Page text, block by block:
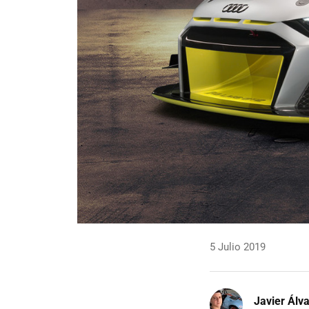
5 Julio 2019
Javier